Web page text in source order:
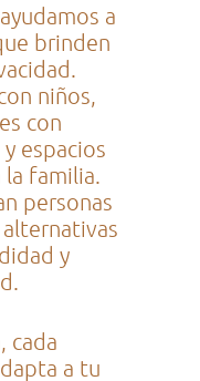
a
brinden
niños,
con
espacios
familia.
personas
y
cada
a tu